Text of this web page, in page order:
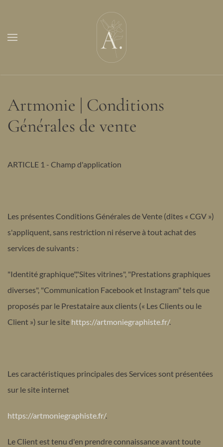
Artmonie | Conditions
Générales de vente
ARTICLE 1 - Champ d'application
Les présentes Conditions Générales de Vente (dites « CGV »)
s'appliquent, sans restriction ni réserve à tout achat des
services de suivants :
"Identité graphique","Sites vitrines", "Prestations graphiques
diverses", "Communication Facebook et Instagram" tels que
proposés par le Prestataire aux clients (« Les Clients ou le
Client ») sur le site https://artmoniegraphiste.fr/.
Les caractéristiques principales des Services sont présentées
sur le site internet
https://artmoniegraphiste.fr/.
Le Client est tenu d'en prendre connaissance avant toute